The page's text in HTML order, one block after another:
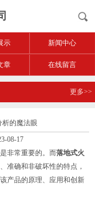
示 新闻中心
章 在线留言
更多>>
的魔法眼
08-17
非常重要的。而落地式火
准确和非破坏性的特点，
产品的原理、应用和创新